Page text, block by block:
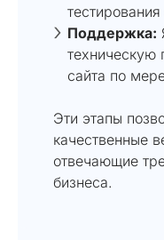
тестирования
Поддержка:
техническую
сайта по
Эти этапы
качественные
отвечающие
бизнеса.